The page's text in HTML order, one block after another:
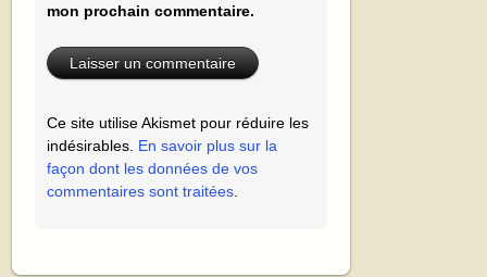
mon prochain commentaire.
Ce site utilise Akismet pour réduire les
indésirables. En savoir plus sur la
façon dont les données de vos
commentaires sont traitées